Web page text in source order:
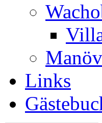
Links